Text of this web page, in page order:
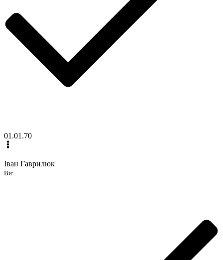
01.01.70
Іван Гаврилюк
Ви: